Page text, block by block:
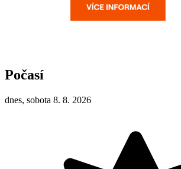
Počasí
dnes, sobota 8. 8. 2026